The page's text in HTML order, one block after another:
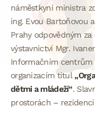
náměstkyní ministra
ing. Evou Bartoňovou
Prahy odpovědným
výstavnictví Mgr.
Informačním centrům
organizacím titul
dětmi a mládeží“.
prostorách –